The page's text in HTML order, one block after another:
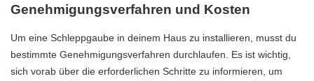
Genehmigungsverfahren und Kosten
Um eine Schleppgaube in deinem Haus zu installieren, musst du
bestimmte Genehmigungsverfahren durchlaufen. Es ist wichtig,
sich vorab über die erforderlichen Schritte zu informieren, um